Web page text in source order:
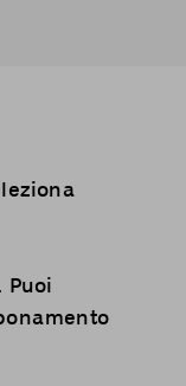
Puoi